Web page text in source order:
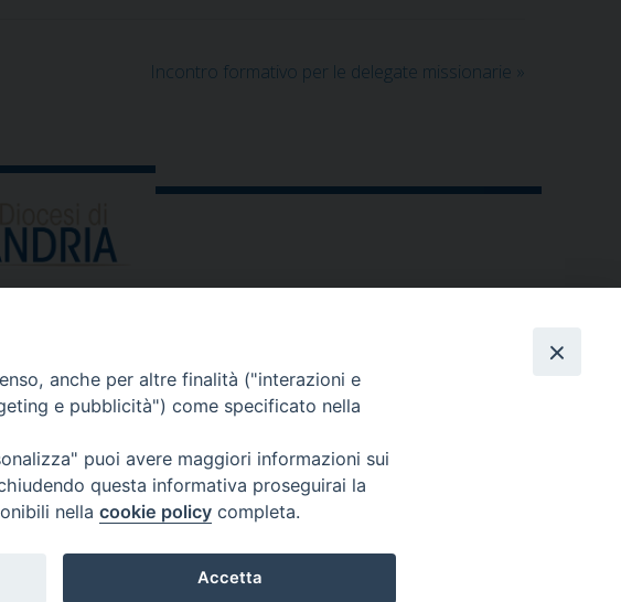
Incontro formativo per le delegate missionarie »
anche per altre finalità ("interazioni e
e pubblicità") come specificato nella
puoi avere maggiori informazioni sui
questa informativa proseguirai la
nella cookie policy completa.
Accetta